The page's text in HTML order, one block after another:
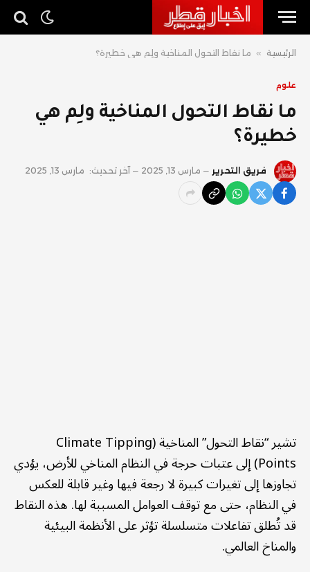
الرئيسية » ما نقاط التحول المناخية ولِم هي خطيرة؟
علوم
ما نقاط التحول المناخية ولِم هي
خطيرة؟
فريق التحرير مارس 13, 2025 آخر تحديث: مارس 13, 2025
تشير “نقاط التحول” المناخية (Climate Tipping
Points) إلى عتبات حرجة في النظام المناخي للأرض، يؤدي
تجاوزها إلى تغيرات كبيرة لا رجعة فيها وغير قابلة للعكس
في النظام، حتى مع توقف العوامل المسببة لها. هذه النقاط
قد تُطلق تفاعلات متسلسلة تؤثر على الأنظمة البيئية
والمناخ العالمي.